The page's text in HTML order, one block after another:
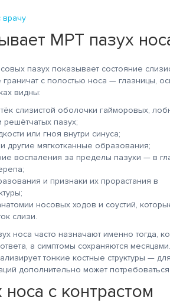
Гришину О.Н и
клиники
человеческое
к себе и
пациентам.
для
одну ступень
Здоровья всем,
успехов в
Спасибо.
профессионально
и очень человечно, что
не мало важно! Всем
Благодарна!
врач от Всевышнего!
врачу
МРТ пазух
пазух показывает состояние
граничат с полостью носа — глазницы,
видны:
слизистой оболочки гайморовых,
пазух;
или гноя внутри синуса;
другие мягкотканные образования;
воспаления за пределы пазухи — в
и признаки их прорастания в
носовых ходов и соустий,
слизи.
носа часто назначают именно тогда,
а симптомы сохраняются
тонкие костные структуры —
дополнительно может
с контрастом